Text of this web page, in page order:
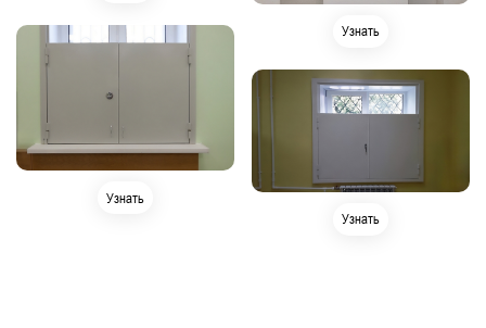
Узнать
Узнать
Узнать